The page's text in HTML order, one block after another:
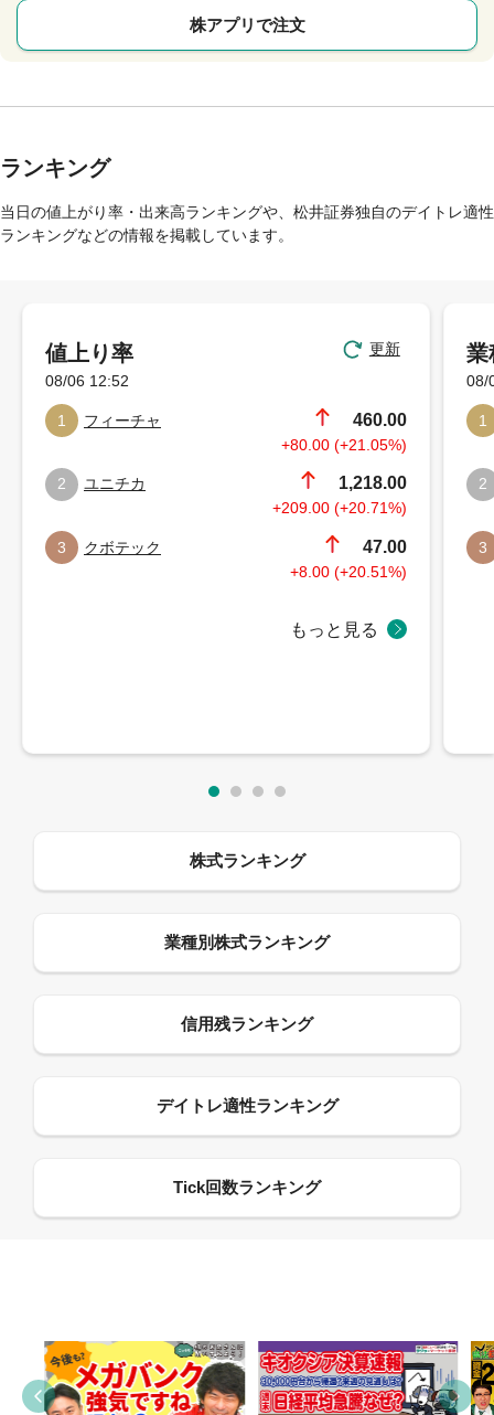
株アプリで注文
ランキング
当日の値上がり率・出来高ランキングや、松井証券独自のデイトレ適性
ランキングなどの情報を掲載しています。